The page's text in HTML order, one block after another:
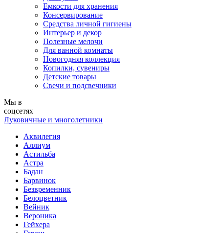
Емкости для хранения
Консервирование
Средства личной гигиены
Интерьер и декор
Полезные мелочи
Для ванной комнаты
Новогодняя коллекция
Копилки, сувениры
Детские товары
Свечи и подсвечники
Мы в
соцсетях
Луковичные и многолетники
Аквилегия
Аллиум
Астильба
Астра
Бадан
Барвинок
Безвременник
Белоцветник
Вейник
Вероника
Гейхера